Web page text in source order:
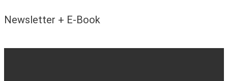
Newsletter + E-Book